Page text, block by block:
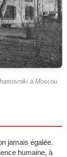
à Moscou
jamais égalée.
humaine, à